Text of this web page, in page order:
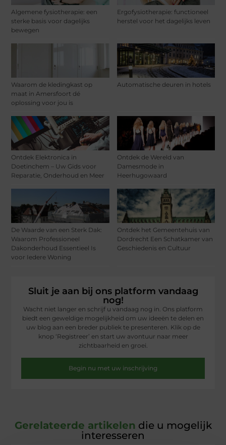
Algemene fysiotherapie: een
sterke basis voor dagelijks
bewegen
Ergofysiotherapie: functioneel
herstel voor het dagelijks leven
Waarom de kledingkast op
maat in Amersfoort dé
oplossing voor jou is
Automatische deuren in hotels
Ontdek Elektronica in
Doetinchem – Uw Gids voor
Reparatie, Onderhoud en Meer
Ontdek de Wereld van
Damesmode in
Heerhugowaard
De Waarde van een Sterk Dak:
Waarom Professioneel
Dakonderhoud Essentieel Is
voor Iedere Woning
Ontdek het Gemeentehuis van
Dordrecht Een Schatkamer van
Geschiedenis en Cultuur
Sluit je aan bij ons platform vandaag
nog!
Wacht niet langer en schrijf u vandaag nog in. Ons platform
biedt een geweldige mogelijkheid om uw ideeën te delen en
uw blog aan een breder publiek te presenteren. Klik op de
knop ‘Registreer’ en start uw avontuur naar meer
zichtbaarheid en groei.
Begin nu met uw inschrijving
Gerelateerde artikelen die u mogelijk
interesseren